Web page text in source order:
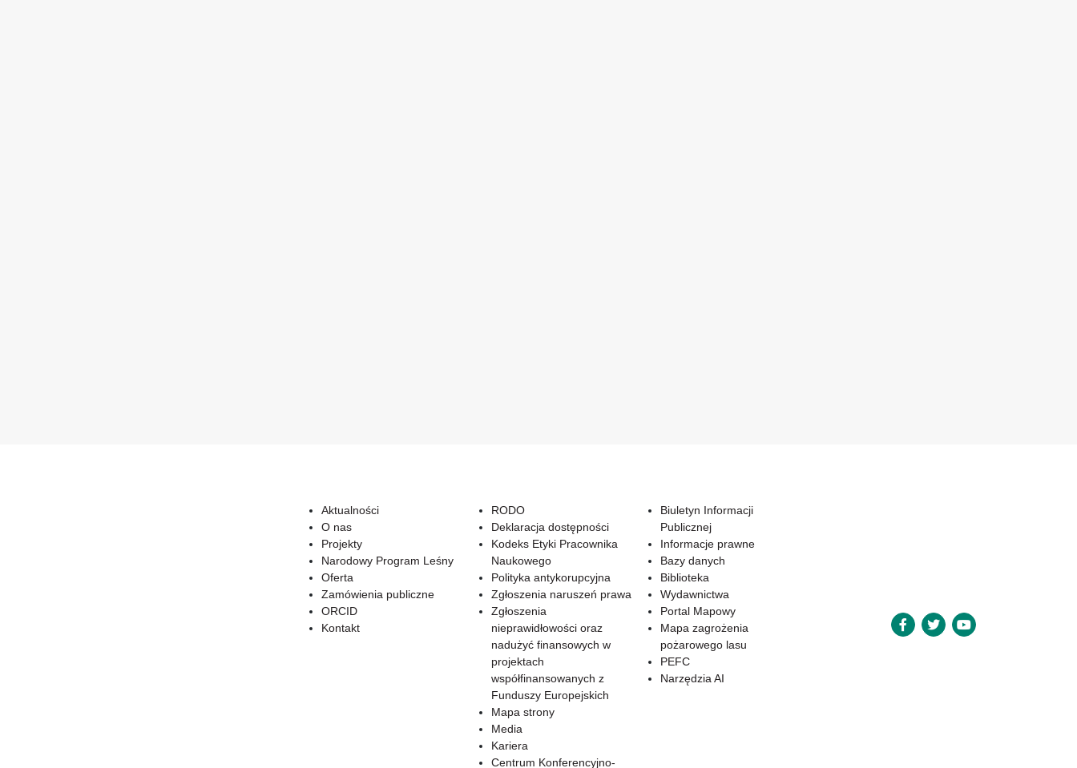
Aktualności
O nas
Projekty
Narodowy Program Leśny
Oferta
Zamówienia publiczne
ORCID
Kontakt
RODO
Deklaracja dostępności
Kodeks Etyki Pracownika
Naukowego
Polityka antykorupcyjna
Zgłoszenia naruszeń prawa
Zgłoszenia
nieprawidłowości oraz
nadużyć finansowych w
projektach
współfinansowanych z
Funduszy Europejskich
Mapa strony
Media
Kariera
Centrum Konferencyjno-
Biuletyn Informacji
Publicznej
Informacje prawne
Bazy danych
Biblioteka
Wydawnictwa
Portal Mapowy
Mapa zagrożenia
pożarowego lasu
PEFC
Narzędzia AI